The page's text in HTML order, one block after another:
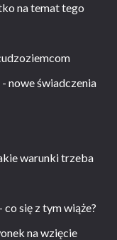
na temat tego
nowe świadczenia
warunki trzeba
się z tym wiąże?
na wzięcie